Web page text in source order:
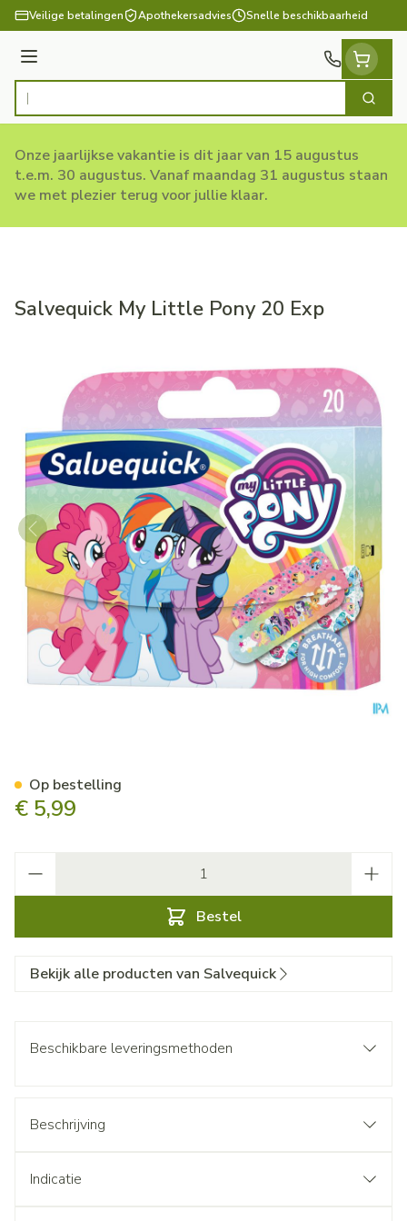
Ga naar de inhoud
Veilige betalingen Apothekersadvies Snelle beschikbaarheid
Menu
Product, merk, categorie... Zoek
Onze jaarlijkse vakantie is dit jaar van 15 augustus
t.e.m. 30 augustus. Vanaf maandag 31 augustus staan
we met plezier terug voor jullie klaar.
Salvequick My Little Pony 20 Exp
€ 5,99
Bestel
Op bestelling
Bekijk alle producten van Salvequick
Beschikbare leveringsmethoden
Beschrijving
Indicatie